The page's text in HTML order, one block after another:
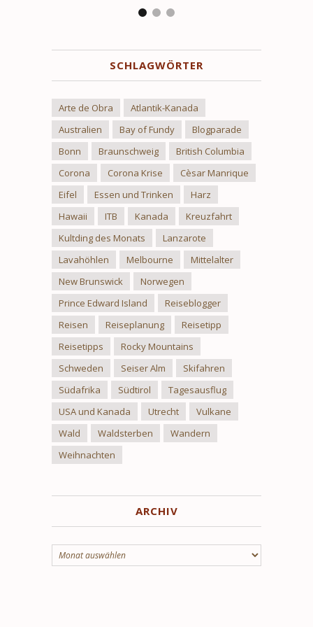
SCHLAGWÖRTER
Arte de Obra
Atlantik-Kanada
Australien
Bay of Fundy
Blogparade
Bonn
Braunschweig
British Columbia
Corona
Corona Krise
Cèsar Manrique
Eifel
Essen und Trinken
Harz
Hawaii
ITB Kanada
Kreuzfahrt
Kultding des Monats
Lanzarote
Lavahöhlen
Melbourne
Mittelalter
New Brunswick
Norwegen
Prince Edward Island
Reiseblogger
Reisen
Reiseplanung
Reisetipp
Reisetipps
Rocky Mountains
Schweden
Seiser Alm
Skifahren
Südafrika
Südtirol
Tagesausflug
USA und Kanada
Utrecht
Vulkane
Wald
Waldsterben
Wandern
Weihnachten
ARCHIV
Archiv